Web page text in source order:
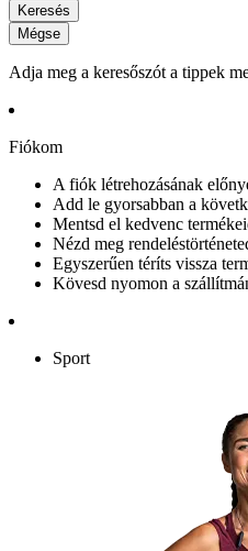
Keresés
Mégse
Adja meg a keresőszót a tippek
Fiókom
A fiók létrehozásának
Add le gyorsabban a
Mentsd el kedvenc
Nézd meg
Egyszerűen téríts vissza
Kövesd nyomon a
Sport